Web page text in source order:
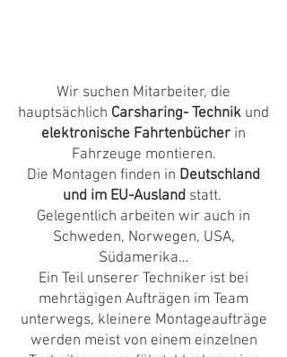
Wir suchen Mitarbeiter, die
hauptsächlich Carsharing- Technik und
elektronische Fahrtenbücher in
Fahrzeuge montieren.
Die Montagen finden in Deutschland
und im EU-Auslandstatt.
Gelegentlich arbeiten wir auch in
Schweden, Norwegen, USA,
Südamerika…
Ein Teil unserer Techniker ist bei
mehrtägigen Aufträgen im Team
unterwegs, kleinere Montageaufträge
werden meist von einem einzelnen